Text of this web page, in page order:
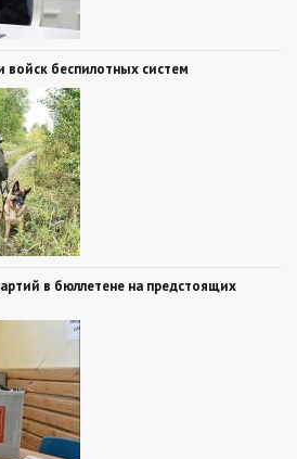
войск беспилотных систем
в бюллетене на предстоящих